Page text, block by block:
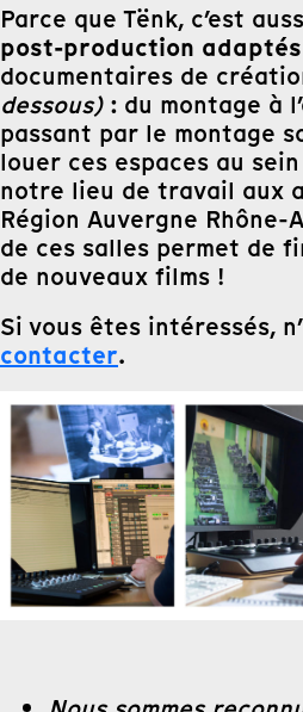
Parce que Tënk, c’est
post-production adaptés
documentaires de
dessous): du montage à
passant par le montage
louer ces espaces au
notre lieu de travail aux
Région Auvergne
de ces salles permet de
de nouveaux films !
Si vous êtes intéressés,
contacter.